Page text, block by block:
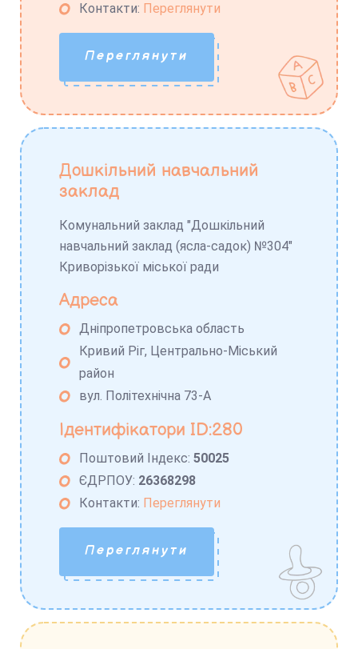
Контакти: Переглянути
Переглянути
Дошкільний навчальний
заклад
Комунальний заклад "Дошкільний
навчальний заклад (ясла-садок) №304"
Криворізької міської ради
Адреса
Дніпропетровська область
Кривий Ріг, Центрально-Міський
район
вул. Політехнічна 73-А
Ідентифікатори ID:280
Поштовий Індекс:50025
ЄДРПОУ: 26368298
Контакти: Переглянути
Переглянути